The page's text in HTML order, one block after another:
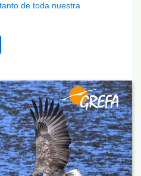
de toda nuestra